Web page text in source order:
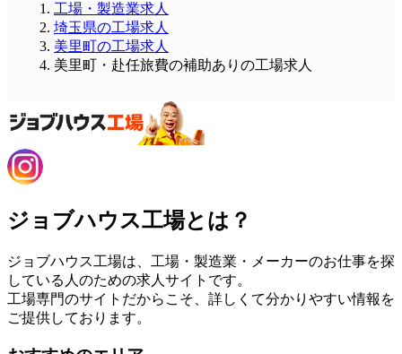
工場・製造業求人
埼玉県の工場求人
美里町の工場求人
美里町・赴任旅費の補助ありの工場求人
ジョブハウス工場とは？
ジョブハウス工場は、工場・製造業・メーカーのお仕事を探
している人のための求人サイトです。
工場専門のサイトだからこそ、詳しくて分かりやすい情報を
ご提供しております。